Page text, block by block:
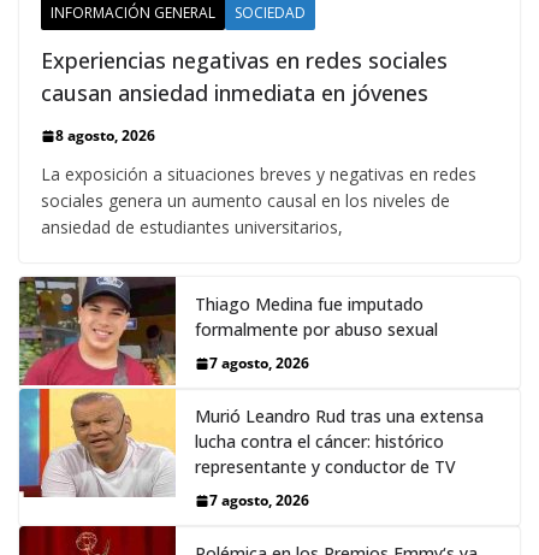
INFORMACIÓN GENERAL SOCIEDAD
Experiencias negativas en redes sociales
causan ansiedad inmediata en jóvenes
8 agosto, 2026
La exposición a situaciones breves y negativas en redes
sociales genera un aumento causal en los niveles de
ansiedad de estudiantes universitarios,
Thiago Medina fue imputado
formalmente por abuso sexual
7 agosto, 2026
Murió Leandro Rud tras una extensa
lucha contra el cáncer: histórico
representante y conductor de TV
7 agosto, 2026